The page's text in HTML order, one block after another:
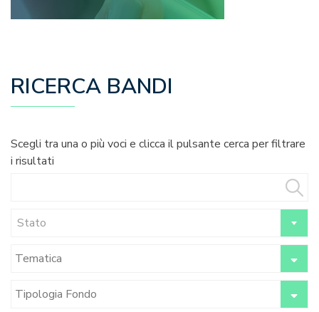
RICERCA BANDI
Scegli tra una o più voci e clicca il pulsante cerca per filtrare
i risultati
Stato